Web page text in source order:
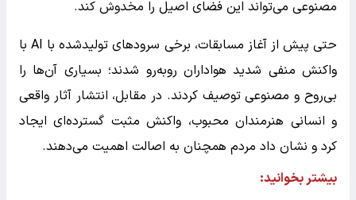
مصنوعی می‌تواند این فضای اصیل را مخدوش کند.
حتی پیش از آغاز مسابقات، برخی سرودهای تولیدشده با AI با
واکنش منفی شدید هواداران روبه‌رو شدند؛ بسیاری آن‌ها را
بی‌روح و مصنوعی توصیف کردند. در مقابل، انتشار آثار واقعی
و انسانی هنرمندان محبوب، واکنش مثبت گسترده‌ای ایجاد
کرد و نشان داد مردم همچنان به اصالت اهمیت می‌دهند.
بیشتر بخوانید:‌